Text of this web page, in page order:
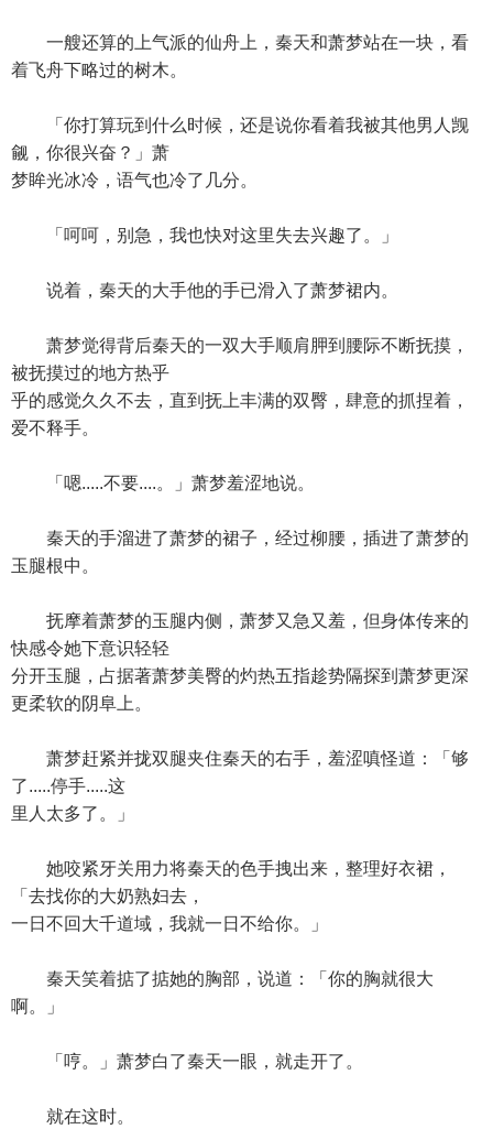
一艘还算的上气派的仙舟上，秦天和萧梦站在一块，看
着飞舟下略过的树木。
「你打算玩到什么时候，还是说你看着我被其他男人觊
觎，你很兴奋？」萧
梦眸光冰冷，语气也冷了几分。
「呵呵，别急，我也快对这里失去兴趣了。」
说着，秦天的大手他的手已滑入了萧梦裙内。
萧梦觉得背后秦天的一双大手顺肩胛到腰际不断抚摸，
被抚摸过的地方热乎
乎的感觉久久不去，直到抚上丰满的双臀，肆意的抓捏着，
爱不释手。
「嗯.....不要....。」萧梦羞涩地说。
秦天的手溜进了萧梦的裙子，经过柳腰，插进了萧梦的
玉腿根中。
抚摩着萧梦的玉腿内侧，萧梦又急又羞，但身体传来的
快感令她下意识轻轻
分开玉腿，占据著萧梦美臀的灼热五指趁势隔探到萧梦更深
更柔软的阴阜上。
萧梦赶紧并拢双腿夹住秦天的右手，羞涩嗔怪道：「够
了.....停手.....这
里人太多了。」
她咬紧牙关用力将秦天的色手拽出来，整理好衣裙，
「去找你的大奶熟妇去，
一日不回大千道域，我就一日不给你。」
秦天笑着掂了掂她的胸部，说道：「你的胸就很大
啊。」
「哼。」萧梦白了秦天一眼，就走开了。
就在这时。